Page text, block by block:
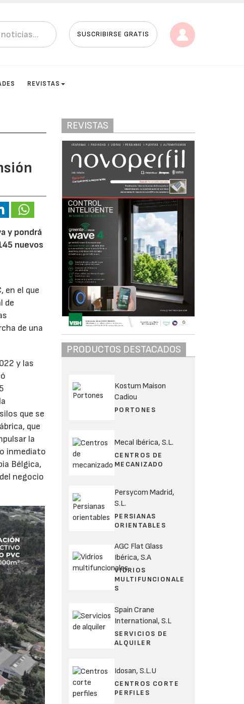
SUSCRIBIRSE GRATIS
REVISTAS
y pondrá
nuevos
en el que
de
de una
y las
que se
que
la
inmediato
Bélgica,
negocio
REVISTAS
PRODUCTOS DESTACADOS
Kostum Maison
Cadiou
PORTONES
Mecal Ibérica, S.L.
CENTROS DE
MECANIZADO
Persycom Madrid,
S.L.
PERSIANAS
ORIENTABLES
AGC Flat Glass
Ibérica, S.A
VIDRIOS
MULTIFUNCIONALE
S
Spain Crane
International, S.L
SERVICIOS DE
ALQUILER
Idosan, S.L.U
CENTROS CORTE
PERFILES